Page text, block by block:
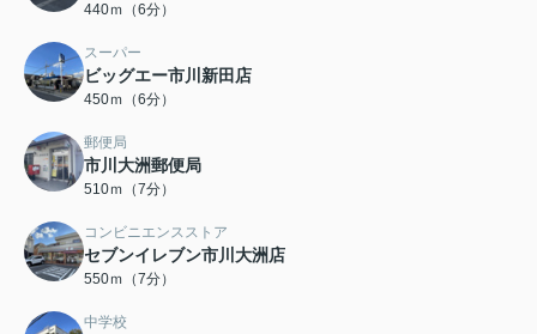
440ｍ（6分）
スーパー
ビッグエー市川新田店
450ｍ（6分）
郵便局
市川大洲郵便局
510ｍ（7分）
コンビニエンスストア
セブンイレブン市川大洲店
550ｍ（7分）
中学校